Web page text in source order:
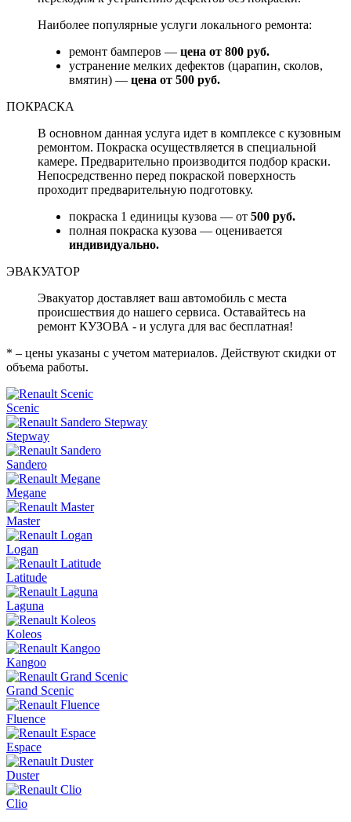
Наиболее популярные услуги локального ремонта:
ремонт бамперов — цена от 800 руб.
устранение мелких дефектов (царапин, сколов,
вмятин) — цена от 500 руб.
ПОКРАСКА
В основном данная услуга идет в комплексе с кузовным
ремонтом. Покраска осуществляется в специальной
камере. Предварительно производится подбор краски.
Непосредственно перед покраской поверхность
проходит предварительную подготовку.
покраска 1 единицы кузова — от 500 руб.
полная покраска кузова — оценивается
индивидуально.
ЭВАКУАТОР
Эвакуатор доставляет ваш автомобиль с места
происшествия до нашего сервиса. Оставайтесь на
ремонт КУЗОВА - и услуга для вас бесплатная!
* – цены указаны с учетом материалов. Действуют скидки от
объема работы.
Scenic
Stepway
Sandero
Megane
Master
Logan
Latitude
Laguna
Koleos
Kangoo
Grand Scenic
Fluence
Espace
Duster
Clio